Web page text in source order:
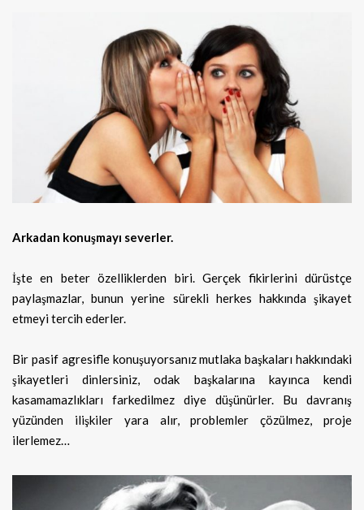
Arkadan konuşmayı severler.
İşte en beter özelliklerden biri. Gerçek fikirlerini dürüstçe
paylaşmazlar, bunun yerine sürekli herkes hakkında şikayet
etmeyi tercih ederler.
Bir pasif agresifle konuşuyorsanız mutlaka başkaları hakkındaki
şikayetleri dinlersiniz, odak başkalarına kayınca kendi
kasamamazlıkları farkedilmez diye düşünürler. Bu davranış
yüzünden ilişkiler yara alır, problemler çözülmez, proje
ilerlemez…